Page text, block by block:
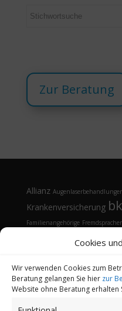
Cookies
Wir verwenden Cookies zum
Beratung gelangen Sie hier zur
Website ohne Beratung erhalten
Zur Beratung
Allianz
Krankenversicherung
Familienangehörige
Sonnenbrille Tarifvergleich
Öffnungsfenster